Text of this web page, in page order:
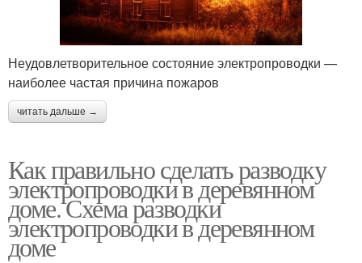
Неудовлетворительное состояние электропроводки —
наиболее частая причина пожаров
читать дальше →
Как правильно сделать разводку
электропроводки в деревянном
доме. Схема разводки
электропроводки в деревянном
доме